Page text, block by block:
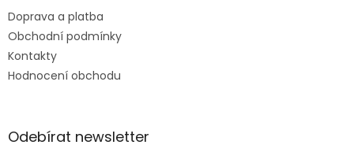
Doprava a platba
Obchodní podmínky
Kontakty
Hodnocení obchodu
Odebírat newsletter